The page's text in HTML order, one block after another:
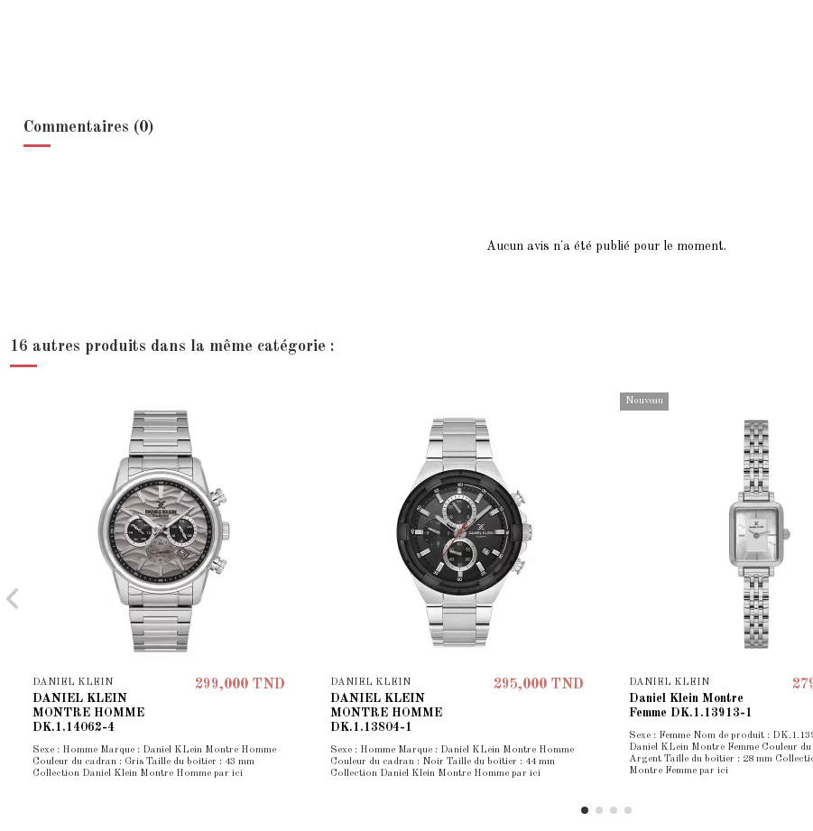
Commentaires (0)
Aucun avis n'a été publié pour le moment.
16 autres produits dans la même catégorie :
DANIEL KLEIN
DANIEL KLEIN
MONTRE HOMME
DK.1.14062-4
299,000 TND
Sexe : Homme Marque : Daniel KLein Montre Homme
Couleur du cadran : Gris Taille du boîtier : 43 mm
Collection Daniel Klein Montre Homme par ici
DANIEL KLEIN
DANIEL KLEIN
MONTRE HOMME
DK.1.13804-1
295,000 TND
Sexe : Homme Marque : Daniel KLein Montre Homme
Couleur du cadran : Noir Taille du boîtier : 44 mm
Collection Daniel Klein Montre Homme par ici
Nouveau
DANIEL KLEIN
Daniel Klein Montre
Femme DK.1.13913-1
Sexe : Femme Nom de produit :
Daniel KLein Montre Femme Couleur
Argent Taille du boîtier : 28 mm
Montre Femme par ici